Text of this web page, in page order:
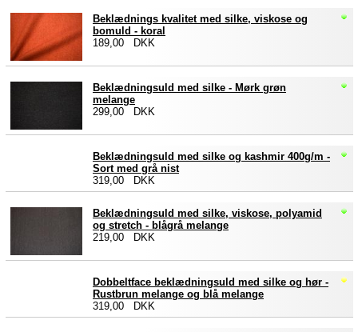
Beklædnings kvalitet med silke, viskose og
bomuld - koral
189,00 DKK
Beklædningsuld med silke - Mørk grøn
melange
299,00 DKK
Beklædningsuld med silke og kashmir 400g/m -
Sort med grå nist
319,00 DKK
Beklædningsuld med silke, viskose, polyamid
og stretch - blågrå melange
219,00 DKK
Dobbeltface beklædningsuld med silke og hør -
Rustbrun melange og blå melange
319,00 DKK